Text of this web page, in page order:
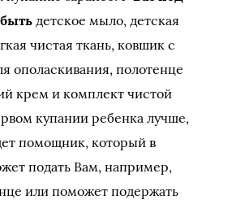
детское мыло, детская
чистая ткань, ковшик с
ополаскивания, полотенце
крем и комплект чистой
купании ребенка лучше,
помощник, который в
подать Вам, например,
или поможет подержать